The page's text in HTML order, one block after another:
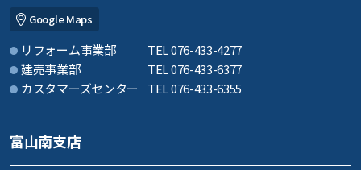
Google Maps
リフォーム事業部
TEL 076-433-4277
建売事業部
TEL 076-433-6377
カスタマーズセンター
TEL 076-433-6355
富山南支店